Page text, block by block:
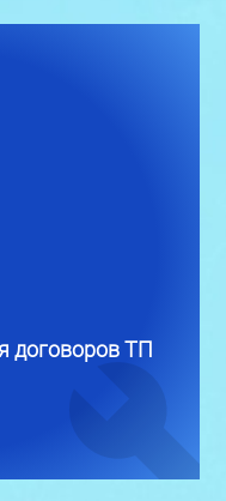
договоров ТП